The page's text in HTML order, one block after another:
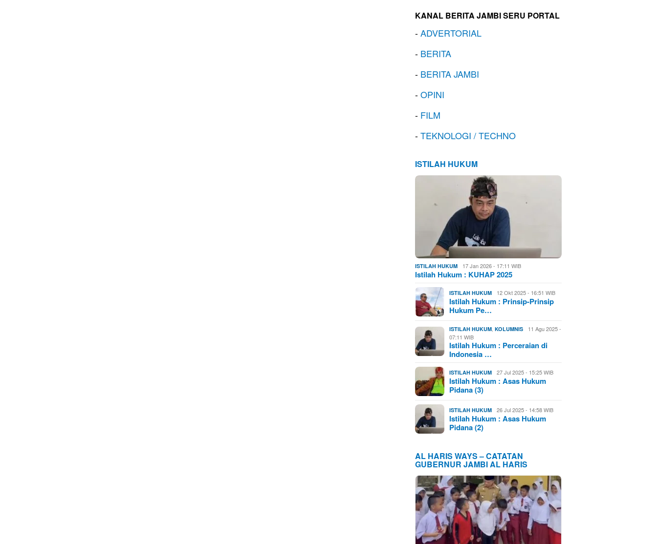
KANAL BERITA JAMBI SERU PORTAL
-ADVERTORIAL
- BERITA
- BERITA JAMBI
-OPINI
- FILM
-TEKNOLOGI / TECHNO
ISTILAH HUKUM
ISTILAH HUKUM 17 Jan 2026 - 17:11 WIB
Istilah Hukum : KUHAP 2025
ISTILAH HUKUM 12 Okt 2025 - 16:51 WIB
Istilah Hukum : Prinsip-Prinsip
Hukum Pe…
ISTILAH HUKUM ,KOLUMNIS
11 Agu 2025 -
07:11 WIB
Istilah Hukum : Perceraian di
Indonesia …
ISTILAH HUKUM 27 Jul 2025 - 15:25 WIB
Istilah Hukum : Asas Hukum
Pidana (3)
ISTILAH HUKUM 26 Jul 2025 - 14:58 WIB
Istilah Hukum : Asas Hukum
Pidana (2)
AL HARIS WAYS – CATATAN
GUBERNUR JAMBI AL HARIS